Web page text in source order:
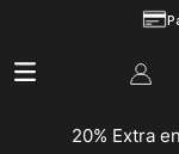
20% Extra